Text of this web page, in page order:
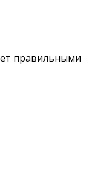
правильными